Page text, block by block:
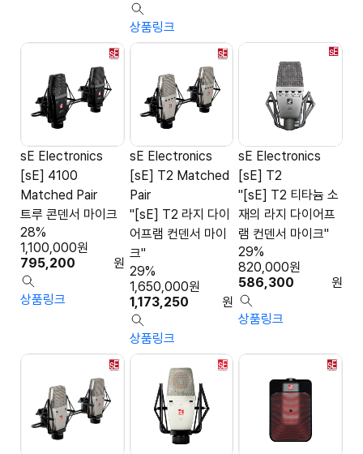
상품링크
sE Electronics
[sE] 4100
Matched Pair
트루 콘덴서 마이크
795,200 원
1,100,000원
28%
상품링크
sE Electronics
[sE] T2 Matched
Pair
"[sE] T2 라지 다이
어프램 컨덴서 마이
크"
1,173,250 원
1,650,000원
29%
상품링크
sE Electronics
[sE] T2
"[sE] T2 티타늄 소
재의 라지 다이어프
램 컨덴서 마이크"
586,300 원
820,000원
29%
상품링크